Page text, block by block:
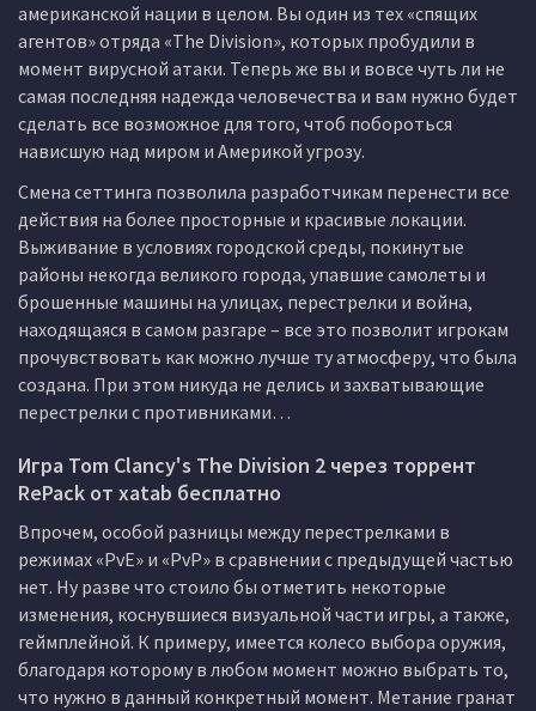
американской нации в целом. Вы один из тех «спящих
агентов» отряда «The Division», которых пробудили в
момент вирусной атаки. Теперь же вы и вовсе чуть ли не
самая последняя надежда человечества и вам нужно будет
сделать все возможное для того, чтоб побороться
нависшую над миром и Америкой угрозу.
Смена сеттинга позволила разработчикам перенести все
действия на более просторные и красивые локации.
Выживание в условиях городской среды, покинутые
районы некогда великого города, упавшие самолеты и
брошенные машины на улицах, перестрелки и война,
находящаяся в самом разгаре – все это позволит игрокам
прочувствовать как можно лучше ту атмосферу, что была
создана. При этом никуда не делись и захватывающие
перестрелки с противниками…
Игра Tom Clancy's The Division 2 через торрент
RePack от xatab бесплатно
Впрочем, особой разницы между перестрелками в
режимах «PvE» и «PvP» в сравнении с предыдущей частью
нет. Ну разве что стоило бы отметить некоторые
изменения, коснувшиеся визуальной части игры, а также,
геймплейной. К примеру, имеется колесо выбора оружия,
благодаря которому в любом момент можно выбрать то,
что нужно в данный конкретный момент. Метание гранат